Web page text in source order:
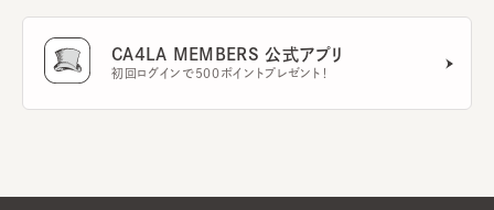
CA4LA MEMBERS 公式アプリ
初回ログインで500ポイントプレゼント！